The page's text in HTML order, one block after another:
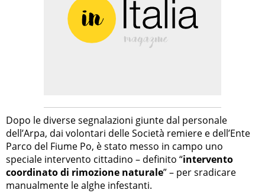
Dopo le diverse segnalazioni giunte dal personale
dell’Arpa, dai volontari delle Società remiere e dell’Ente
Parco del Fiume Po, è stato messo in campo uno
speciale intervento cittadino – definito “intervento
coordinato di rimozione naturale” – per sradicare
manualmente le alghe infestanti.